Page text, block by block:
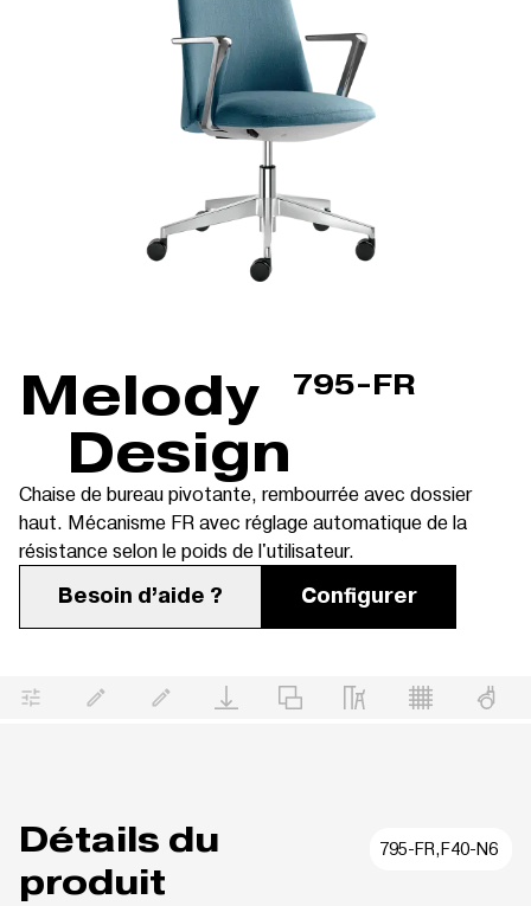
Melody
Design
795-FR
Chaise de bureau pivotante, rembourrée avec dossier
haut. Mécanisme FR avec réglage automatique de la
résistance selon le poids de l'utilisateur.
Besoin d’aide ? Configurer
Détails du
produit
795-FR,F40-N6